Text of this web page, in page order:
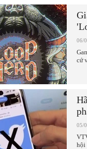
06/
cứ
05/
hội